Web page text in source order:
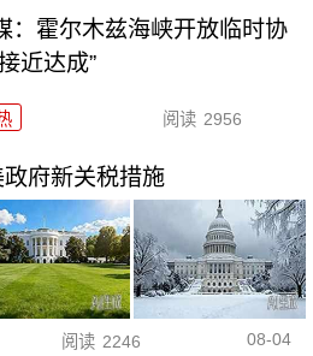
：霍尔木兹海峡开放临时协
近达成”
阅读 2956
府新关税措施
阅读 2246 08-04